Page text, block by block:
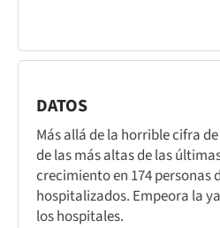
DATOS
Más allá de la horrible cifra
de las más altas de las
crecimiento en 174 personas
hospitalizados. Empeora la
los hospitales.